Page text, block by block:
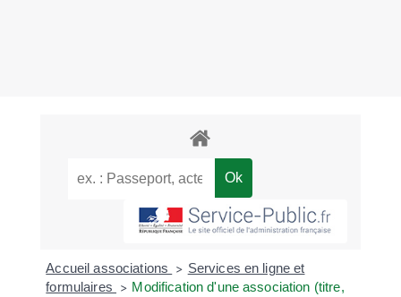
Accueil associations > Services en ligne et
formulaires
> Modification d'une association (titre,